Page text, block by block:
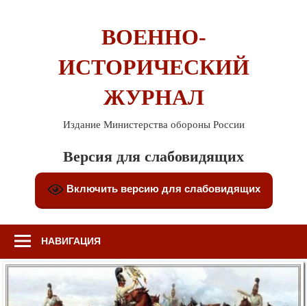
ВОЕННО-
ИСТОРИЧЕСКИЙ
ЖУРНАЛ
Издание Министерства обороны России
Версия для слабовидящих
Включить версию для слабовидящих
НАВИГАЦИЯ